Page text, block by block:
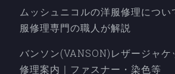
ムッシュニコルの洋服修理につ
服修理専門の職人が解説
バンソン(VANSON)レザージャケ
修理案内｜ファスナー・染色等